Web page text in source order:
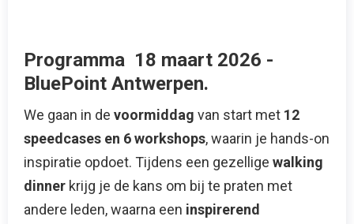
Programma 18 maart 2026 -
BluePoint Antwerpen.
We gaan in de voormiddag van start met 12
speedcases en 6 workshops, waarin je hands-on
inspiratie opdoet. Tijdens een gezellige walking
dinner krijg je de kans om bij te praten met
andere leden, waarna een inspirerend